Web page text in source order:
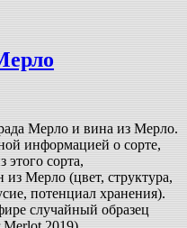
Мерло и вина из Мерло.
информацией о сорте,
этого сорта,
из Мерло (цвет, структура,
потенциал хранения).
случайный образец